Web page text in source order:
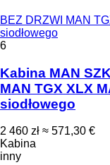
BEZ DRZWI MAN
siodłowego
6
Kabina MAN
MAN TGX XLX
siodłowego
2 460 zł ≈ 571,30 €
Kabina
inny